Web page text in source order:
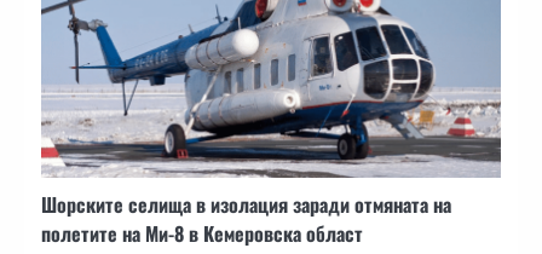
Шорските селища в изолация заради отмяната на
полетите на Ми-8 в Кемеровска област